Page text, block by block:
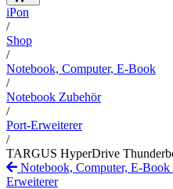
iPon
/
Shop
/
Notebook, Computer, E-Book
/
Notebook Zubehör
/
Port-Erweiterer
/
TARGUS HyperDrive
Notebook, Computer, E-Book
Erweiterer